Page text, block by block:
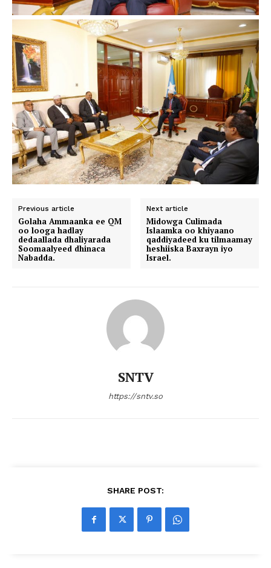
Previous article
Golaha Ammaanka ee QM
oo looga hadlay
dedaallada dhaliyarada
Soomaalyeed dhinaca
Nabadda.
Next article
Midowga Culimada
Islaamka oo khiyaano
qaddiyadeed ku tilmaamay
heshiiska Baxrayn iyo
Israel.
SNTV
https://sntv.so
SHARE POST: